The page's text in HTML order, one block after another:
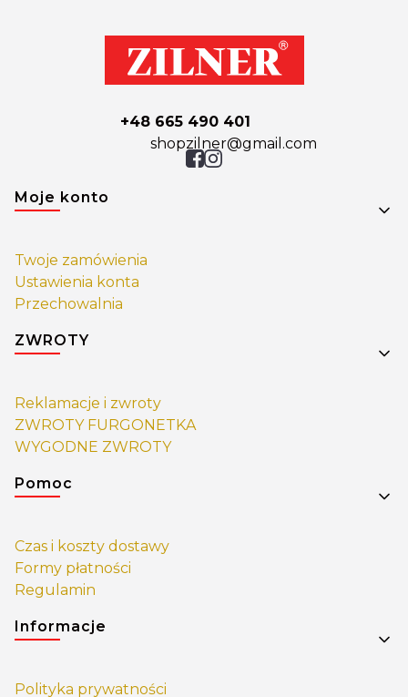
+48 665 490 401
shopzilner@gmail.com
Linki w stopce
Moje konto
Twoje zamówienia
Ustawienia konta
Przechowalnia
ZWROTY
Reklamacje i zwroty
ZWROTY FURGONETKA
WYGODNE ZWROTY
Pomoc
Czas i koszty dostawy
Formy płatności
Regulamin
Informacje
Polityka prywatności